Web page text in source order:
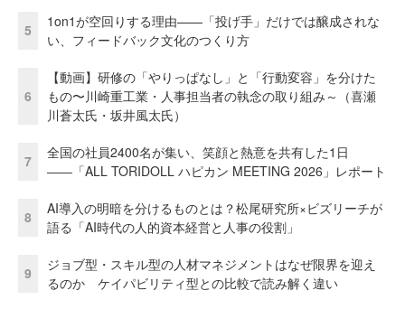
5
1on1が空回りする理由——「投げ手」だけでは醸成されな
い、フィードバック文化のつくり方
6
【動画】研修の「やりっぱなし」と「行動変容」を分けた
もの〜川崎重工業・人事担当者の執念の取り組み～（喜瀬
川蒼太氏・坂井風太氏）
7
全国の社員2400名が集い、笑顔と熱意を共有した1日
――「ALL TORIDOLL ハピカン MEETING 2026」レポート
8
AI導入の明暗を分けるものとは？松尾研究所×ビズリーチが
語る「AI時代の人的資本経営と人事の役割」
9
ジョブ型・スキル型の人材マネジメントはなぜ限界を迎え
るのか ケイパビリティ型との比較で読み解く違い